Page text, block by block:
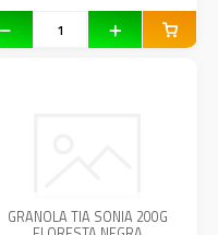
GRANOLA TIA SONIA 200G